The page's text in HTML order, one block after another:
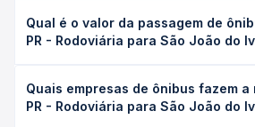
João do Ivaí, PR leva em média 2h
conforme a viação, o tipo de serviço
duração exata de cada opção na
Qual é o valor da passagem de
PR - Rodoviária para São João do
Rodoviária para São João do Ivaí, PR
37,76 e varia conforme a data da
Quais empresas de ônibus fazem a
PR - Rodoviária para São João do